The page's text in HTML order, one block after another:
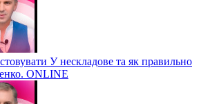
У нескладове та як правильно
ONLINE